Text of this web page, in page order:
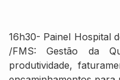
16h30- Painel Hospital
/FMS: Gestão da
produtividade,